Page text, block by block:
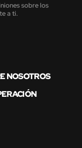
sobre los
a ti.
NOSOTROS